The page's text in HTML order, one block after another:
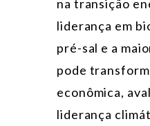
na transição
liderança em
pré-sal e a
pode
econômica,
liderança